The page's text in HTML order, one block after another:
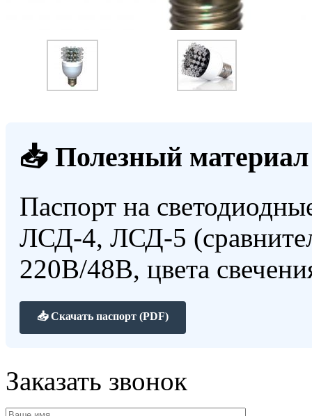
📥 Полезный материал
Паспорт на
ЛСД-4, ЛСД-5
220В/48В, цвета
📥 Скачать паспорт (PDF)
Заказать звонок